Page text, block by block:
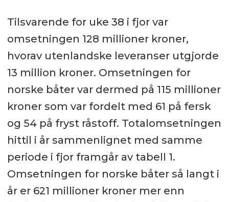
Tilsvarende for uke 38 i fjor var
omsetningen 128 millioner kroner,
hvorav utenlandske leveranser utgjorde
13 million kroner. Omsetningen for
norske båter var dermed på 115 millioner
kroner som var fordelt med 61 på fersk
og 54 på fryst råstoff. Totalomsetningen
hittil i år sammenlignet med samme
periode i fjor framgår av tabell 1.
Omsetningen for norske båter så langt i
år er 621 millioner kroner mer enn